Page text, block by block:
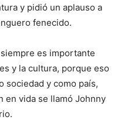
y pidió un aplauso a
fenecido.
es importante
y la cultura, porque eso
sociedad y como país,
en vida se llamó Johnny